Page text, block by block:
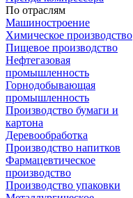
По отраслям
Машиностроение
Химическое производство
Пищевое производство
Нефтегазовая
промышленность
Горнодобывающая
промышленность
Производство бумаги и
картона
Деревообработка
Производство напитков
Фармацевтическое
производство
Производство упаковки